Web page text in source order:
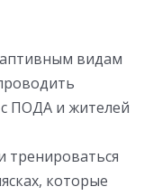
видам
ПОДА и жителей
тренироваться
которые